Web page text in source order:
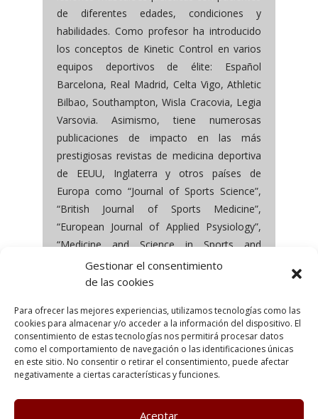
Gestionar el consentimiento
de las cookies
Para ofrecer las mejores experiencias, utilizamos tecnologías como las
cookies para almacenar y/o acceder a la información del dispositivo. El
consentimiento de estas tecnologías nos permitirá procesar datos
como el comportamiento de navegación o las identificaciones únicas
en este sitio. No consentir o retirar el consentimiento, puede afectar
negativamente a ciertas características y funciones.
Aceptar
de diferentes edades, condiciones y
habilidades. Como profesor ha introducido
los conceptos de Kinetic Control en varios
equipos deportivos de élite: Español
Barcelona, Real Madrid, Celta Vigo, Athletic
Bilbao, Southampton, Wisla Cracovia, Legia
Varsovia. Asimismo, tiene numerosas
publicaciones de impacto en las más
prestigiosas revistas de medicina deportiva
de EEUU, Inglaterra y otros países de
Europa como “Journal of Sports Science”,
“British Journal of Sports Medicine”,
“European Journal of Applied Psysiology”,
“Medicine and Science in Sports and
Exercise”. Como coautor tiene varios
capítulos en los libros y artículos científicos